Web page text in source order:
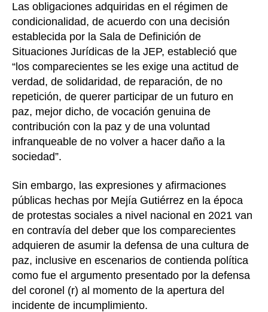
Las obligaciones adquiridas en el régimen de
condicionalidad, de acuerdo con una decisión
establecida por la Sala de Definición de
Situaciones Jurídicas de la JEP, estableció que
“los comparecientes se les exige una actitud de
verdad, de solidaridad, de reparación, de no
repetición, de querer participar de un futuro en
paz, mejor dicho, de vocación genuina de
contribución con la paz y de una voluntad
infranqueable de no volver a hacer daño a la
sociedad”.
Sin embargo, las expresiones y afirmaciones
públicas hechas por Mejía Gutiérrez en la época
de protestas sociales a nivel nacional en 2021 van
en contravía del deber que los comparecientes
adquieren de asumir la defensa de una cultura de
paz, inclusive en escenarios de contienda política
como fue el argumento presentado por la defensa
del coronel (r) al momento de la apertura del
incidente de incumplimiento.